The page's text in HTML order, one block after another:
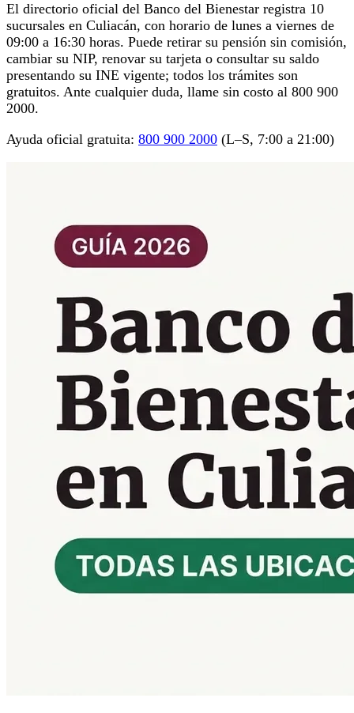
El directorio oficial del Banco del Bienestar registra 10
sucursales en Culiacán, con horario de lunes a viernes de
09:00 a 16:30 horas. Puede retirar su pensión sin comisión,
cambiar su NIP, renovar su tarjeta o consultar su saldo
presentando su INE vigente; todos los trámites son
gratuitos. Ante cualquier duda, llame sin costo al 800 900
2000.
Ayuda oficial gratuita: 800 900 2000 (L–S, 7:00 a 21:00)